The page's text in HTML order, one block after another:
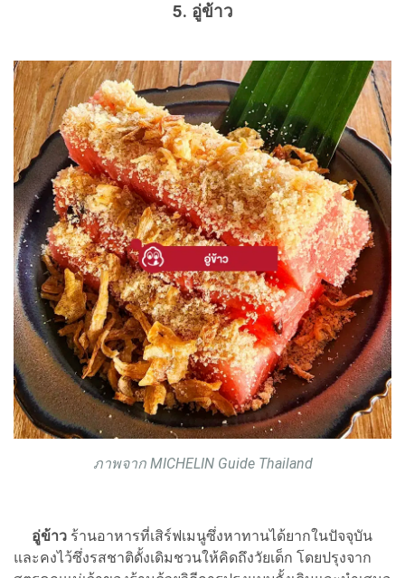
5. อู่ข้าว
ภาพจาก MICHELIN Guide Thailand
อู่ข้าว ร้านอาหารที่เสิร์ฟเมนูซึ่งหาทานได้ยากในปัจจุบัน
และคงไว้ซึ่งรสชาติดั้งเดิมชวนให้คิดถึงวัยเด็ก โดยปรุงจาก